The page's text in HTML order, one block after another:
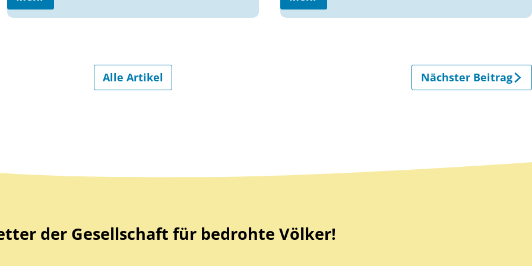
Alle Artikel Nächster Beitrag
der Gesellschaft für bedrohte Völker!